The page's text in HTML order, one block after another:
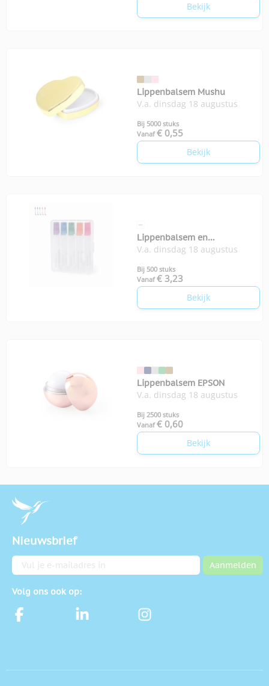
Bekijk
Lippenbalsem Mushu
V.a. dinsdag 18 augustus
Bij 5000 stuks
Vanaf € 0,55
Bekijk
Lippenbalsem en
zonnebrandstick SPF Yohan
V.a. dinsdag 18 augustus
Bij 500 stuks
Vanaf € 3,23
Bekijk
Lippenbalsem EPSON
V.a. dinsdag 18 augustus
Bij 2500 stuks
Vanaf € 0,60
Bekijk
Nieuwsbrief
E-mailadres Aanmelden
Volg ons ook op: